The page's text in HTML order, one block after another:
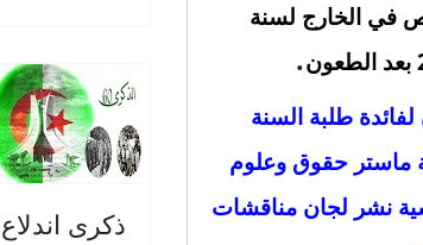
في الخارج لسنة
.
لفائدة طلبة السنة
ماستر حقوق وعلوم
نشر لجان مناقشات
ذكرى